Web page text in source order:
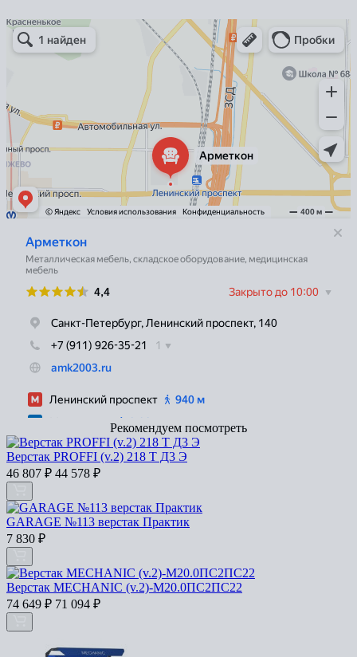
Арметкон
Металлическая мебель в Санкт‑Петербурге
Торговое оборудование в Санкт‑Петербурге
Рекомендуем посмотреть
Верстак PROFFI (v.2) 218 Т Д3 Э
46 807 ₽ 44 578 ₽
GARAGE №113 верстак Практик
7 830 ₽
Верстак MECHANIC (v.2)-М20.0ПС2ПС22
74 649 ₽ 71 094 ₽